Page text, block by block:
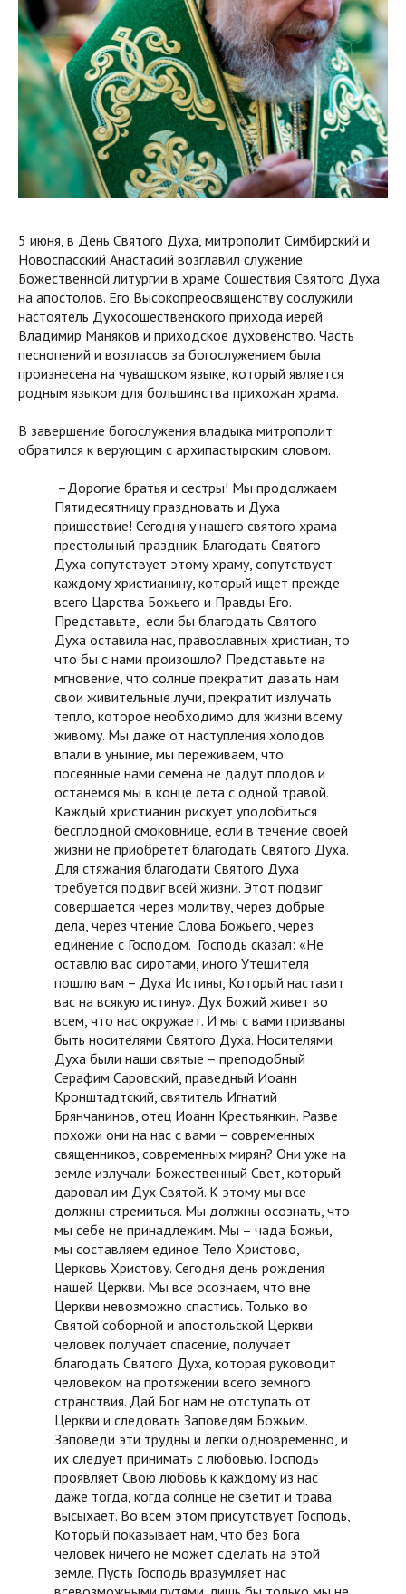
5 июня, в День Святого Духа, митрополит Симбирский и
Новоспасский Анастасий возглавил служение
Божественной литургии в храме Сошествия Святого Духа
на апостолов. Его Высокопреосвященству сослужили
настоятель Духосошественского прихода иерей
Владимир Маняков и приходское духовенство. Часть
песнопений и возгласов за богослужением была
произнесена на чувашском языке, который является
родным языком для большинства прихожан храма.
В завершение богослужения владыка митрополит
обратился к верующим с архипастырским словом.
–Дорогие братья и сестры! Мы продолжаем
Пятидесятницу праздновать и Духа
пришествие! Сегодня у нашего святого храма
престольный праздник. Благодать Святого
Духа сопутствует этому храму, сопутствует
каждому христианину, который ищет прежде
всего Царства Божьего и Правды Его.
Представьте, если бы благодать Святого
Духа оставила нас, православных христиан, то
что бы с нами произошло? Представьте на
мгновение, что солнце прекратит давать нам
свои живительные лучи, прекратит излучать
тепло, которое необходимо для жизни всему
живому. Мы даже от наступления холодов
впали в уныние, мы переживаем, что
посеянные нами семена не дадут плодов и
останемся мы в конце лета с одной травой.
Каждый христианин рискует уподобиться
бесплодной смоковнице, если в течение своей
жизни не приобретет благодать Святого Духа.
Для стяжания благодати Святого Духа
требуется подвиг всей жизни. Этот подвиг
совершается через молитву, через добрые
дела, через чтение Слова Божьего, через
единение с Господом. Господь сказал: «Не
оставлю вас сиротами, иного Утешителя
пошлю вам – Духа Истины, Который наставит
вас на всякую истину». Дух Божий живет во
всем, что нас окружает. И мы с вами призваны
быть носителями Святого Духа. Носителями
Духа были наши святые – преподобный
Серафим Саровский, праведный Иоанн
Кронштадтский, святитель Игнатий
Брянчанинов, отец Иоанн Крестьянкин. Разве
похожи они на нас с вами – современных
священников, современных мирян? Они уже на
земле излучали Божественный Свет, который
даровал им Дух Святой. К этому мы все
должны стремиться. Мы должны осознать, что
мы себе не принадлежим. Мы – чада Божьи,
мы составляем единое Тело Христово,
Церковь Христову. Сегодня день рождения
нашей Церкви. Мы все осознаем, что вне
Церкви невозможно спастись. Только во
Святой соборной и апостольской Церкви
человек получает спасение, получает
благодать Святого Духа, которая руководит
человеком на протяжении всего земного
странствия. Дай Бог нам не отступать от
Церкви и следовать Заповедям Божьим.
Заповеди эти трудны и легки одновременно, и
их следует принимать с любовью. Господь
проявляет Свою любовь к каждому из нас
даже тогда, когда солнце не светит и трава
высыхает. Во всем этом присутствует Господь,
Который показывает нам, что без Бога
человек ничего не может сделать на этой
земле. Пусть Господь вразумляет нас